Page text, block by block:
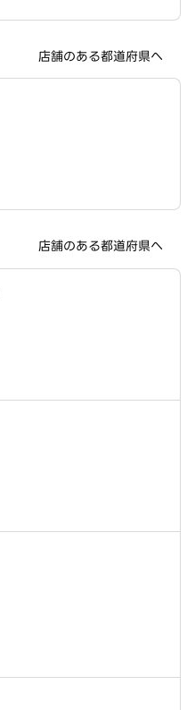
店舗のある都道府県へ
店舗のある都道府県へ